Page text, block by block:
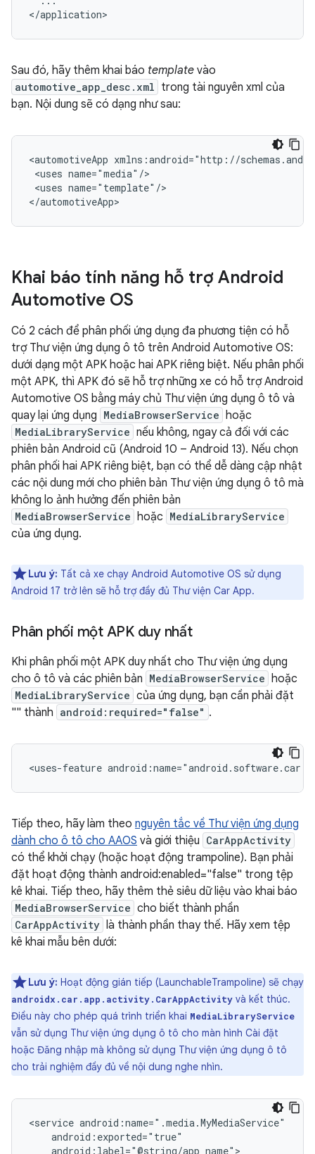
Sau đó, hãy thêm khai báo template vào
automotive_app_desc.xml trong tài nguyên xml của
bạn. Nội dung sẽ có dạng như sau:
<automotiveApp
<uses
<uses name="template"/>
Khai báo tính năng hỗ trợ Android
Automotive OS
Có 2 cách để phân phối ứng dụng đa phương tiện có hỗ
trợ Thư viện ứng dụng ô tô trên Android Automotive OS:
dưới dạng một APK hoặc hai APK riêng biệt. Nếu phân phối
một APK, thì APK đó sẽ hỗ trợ những xe có hỗ trợ Android
Automotive OS bằng máy chủ Thư viện ứng dụng ô tô và
quay lại ứng dụng MediaBrowserService hoặc
MediaLibraryService nếu không, ngay cả đối với các
phiên bản Android cũ (Android 10 – Android 13). Nếu chọn
phân phối hai APK riêng biệt, bạn có thể dễ dàng cập nhật
các nội dung mới cho phiên bản Thư viện ứng dụng ô tô mà
không lo ảnh hưởng đến phiên bản
MediaBrowserService hoặc MediaLibraryService
của ứng dụng.
Lưu ý: Tất cả xe chạy Android Automotive OS sử dụng
Android 17 trở lên sẽ hỗ trợ đầy đủ Thư viện Car App.
Phân phối một APK duy nhất
Khi phân phối một APK duy nhất cho Thư viện ứng dụng
cho ô tô và các phiên bản MediaBrowserService hoặc
MediaLibraryService của ứng dụng, bạn cần phải đặt
"" thành android:required="false" .
<uses-feature
Tiếp theo, hãy làm theo nguyên tắc về Thư viện ứng dụng
dành cho ô tô cho AAOS và giới thiệu CarAppActivity
có thể khởi chạy (hoặc hoạt động trampoline). Bạn phải
đặt hoạt động thành android:enabled="false" trong tệp
kê khai. Tiếp theo, hãy thêm thẻ siêu dữ liệu vào khai báo
MediaBrowserService cho biết thành phần
CarAppActivity là thành phần thay thế. Hãy xem tệp
kê khai mẫu bên dưới:
Lưu ý: Hoạt động gián tiếp (LaunchableTrampoline) sẽ chạy
androidx.car.app.activity.CarAppActivity và kết thúc.
Điều này cho phép quá trình triển khai MediaLibraryService
vẫn sử dụng Thư viện ứng dụng ô tô cho màn hình Cài đặt
hoặc Đăng nhập mà không sử dụng Thư viện ứng dụng ô tô
cho trải nghiệm đầy đủ về nội dung nghe nhìn.
<service